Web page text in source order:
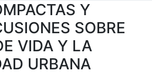
Y
SOBRE
VIDA Y LA
URBANA